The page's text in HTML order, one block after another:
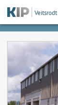
Veitsrodt